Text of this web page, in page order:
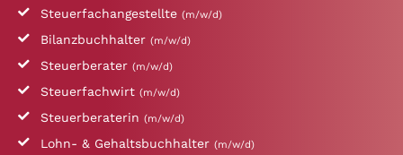
Steuerfachangestellte (m/w/d)
Bilanzbuchhalter (m/w/d)
Steuerberater (m/w/d)
Steuerfachwirt (m/w/d)
Steuerberaterin (m/w/d)
Lohn- & Gehaltsbuchhalter (m/w/d)